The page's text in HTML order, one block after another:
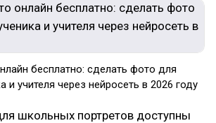
бесплатно: сделать фото для
и учителя через нейросеть в 2026 году
школьных портретов доступны